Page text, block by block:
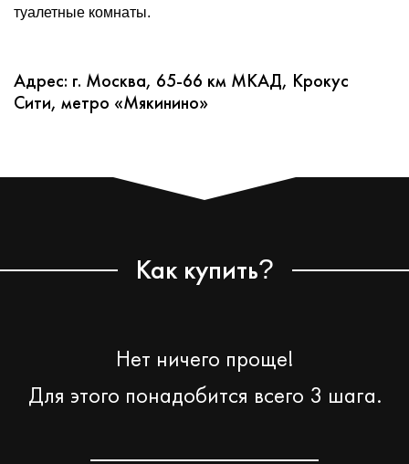
туалетные комнаты.
Адрес: г. Москва, 65-66 км МКАД, Крокус
Сити, метро «Мякинино»
Как купить?
Нет ничего проще!
Для этого понадобится всего 3 шага.